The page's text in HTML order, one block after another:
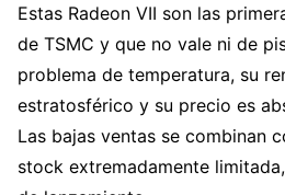
Estas Radeon VII son las
de TSMC y que no vale ni de
problema de temperatura, su
estratosférico y su precio es
Las bajas ventas se combinan
stock extremadamente